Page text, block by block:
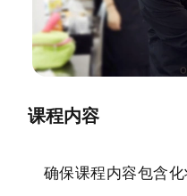
课程内容
确保课程内容包含